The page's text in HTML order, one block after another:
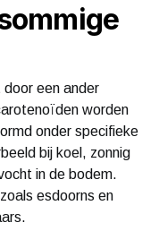
een ander
worden
onder specifieke
bij koel, zonnig
in de bodem.
esdoorns en